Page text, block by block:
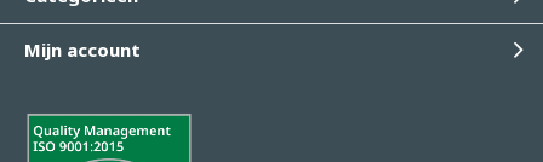
Mijn account